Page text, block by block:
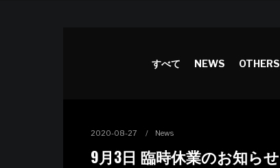
すべて NEWS OTHERS
2020-08-27 News
9月3日 臨時休業のお知らせ